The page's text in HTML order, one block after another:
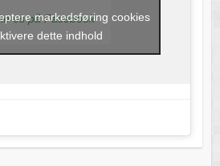
os på Facebook
markedsføring cookies
dette indhold